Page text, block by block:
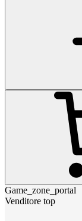
Game_zone_portal
Venditore top